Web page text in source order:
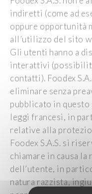
indiretti (come ad
oppure opportunità
all’utilizzo del sito
Gli utenti hanno a
interattivi
contatti). Foodex
eliminare senza
pubblicato in questo
leggi francesi, in
relative alla
Foodex S.A.S. si
chiamare in causa
dell’utente, in
natura razzista,